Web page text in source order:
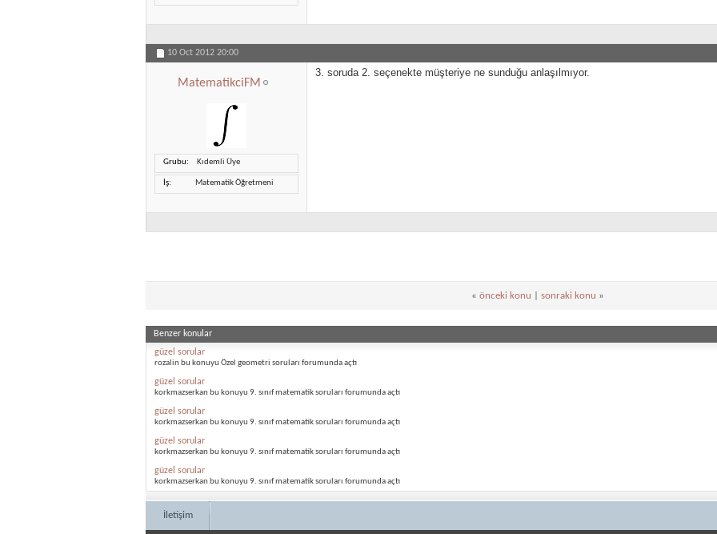
10 Oct 2012 20:00
MatematikciFM
Grubu Kıdemli Üye
İş Matematik Öğretmeni
3. soruda 2. seçenekte müşteriye ne sunduğu anlaşılmıyor.
« önceki konu sonraki konu »
Benzer konular
güzel sorular
rozalin bu konuyu Özel geometri soruları forumunda açtı
güzel sorular
korkmazserkan bu konuyu 9. sınıf matematik soruları forumunda açtı
güzel sorular
korkmazserkan bu konuyu 9. sınıf matematik soruları forumunda açtı
güzel sorular
korkmazserkan bu konuyu 9. sınıf matematik soruları forumunda açtı
güzel sorular
korkmazserkan bu konuyu 9. sınıf matematik soruları forumunda açtı
İletişim